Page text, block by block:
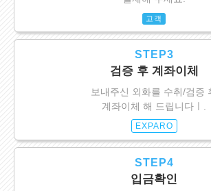
고객
STEP3
검증 후 계좌이체
보내주신 외화를 수취/검증
계좌이체 해 드립니다ㅣ.
EXPARO
STEP4
입금확인